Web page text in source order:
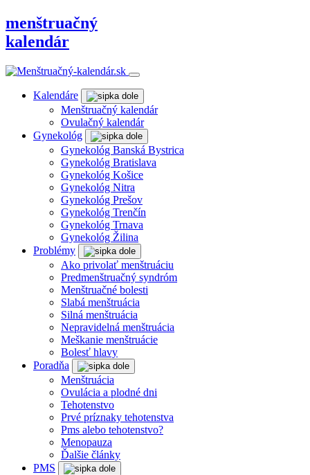
menštruačný
kalendár
Kalendáre
Menštruačný kalendár
Ovulačný kalendár
Gynekológ
Gynekológ Banská Bystrica
Gynekológ Bratislava
Gynekológ Košice
Gynekológ Nitra
Gynekológ Prešov
Gynekológ Trenčín
Gynekológ Trnava
Gynekológ Žilina
Problémy
Ako privolať menštruáciu
Predmenštruačný syndróm
Menštruačné bolesti
Slabá menštruácia
Silná menštruácia
Nepravidelná menštruácia
Meškanie menštruácie
Bolesť hlavy
Poradňa
Menštruácia
Ovulácia a plodné dni
Tehotenstvo
Prvé príznaky tehotenstva
Pms alebo tehotenstvo?
Menopauza
Ďalšie články
PMS